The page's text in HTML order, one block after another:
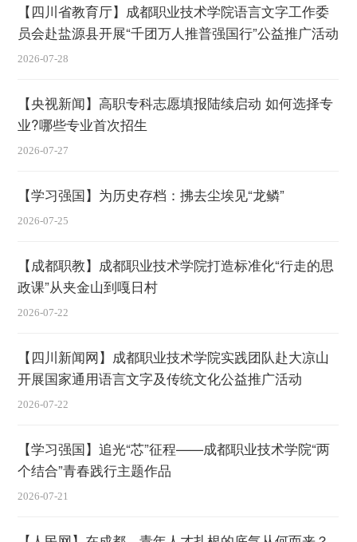
【四川省教育厅】成都职业技术学院语言文字工作委
员会赴盐源县开展“千团万人推普强国行”公益推广活动
2026-07-28
【央视新闻】高职专科志愿填报陆续启动 如何选择专
业?哪些专业首次招生
2026-07-27
【学习强国】为历史存档：拂去尘埃见“龙鳞”
2026-07-25
【成都职教】成都职业技术学院打造标准化“行走的思
政课”从夹金山到嘎日村
2026-07-22
【四川新闻网】成都职业技术学院实践团队赴大凉山
开展国家通用语言文字及传统文化公益推广活动
2026-07-22
【学习强国】追光“芯”征程——成都职业技术学院“两
个结合”青春践行主题作品
2026-07-21